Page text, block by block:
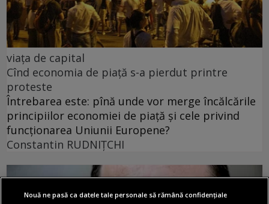
viața de capital
Cînd economia de piață s-a pierdut printre
proteste
Întrebarea este: pînă unde vor merge încălcările
principiilor economiei de piață și cele privind
funcționarea Uniunii Europene?
Constantin RUDNIŢCHI
Nouă ne pasă ca datele tale personale să rămână confidențiale